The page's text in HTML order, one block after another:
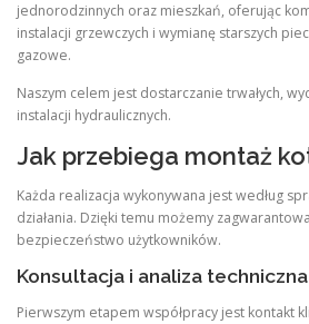
jednorodzinnych oraz mieszkań, oferując
instalacji grzewczych i wymianę starszych
gazowe.
Naszym celem jest dostarczanie trwałych,
instalacji hydraulicznych.
Jak przebiega montaż
Każda realizacja wykonywana jest według
działania. Dzięki temu możemy
bezpieczeństwo użytkowników.
Konsultacja i analiza techniczna
Pierwszym etapem współpracy jest kontakt